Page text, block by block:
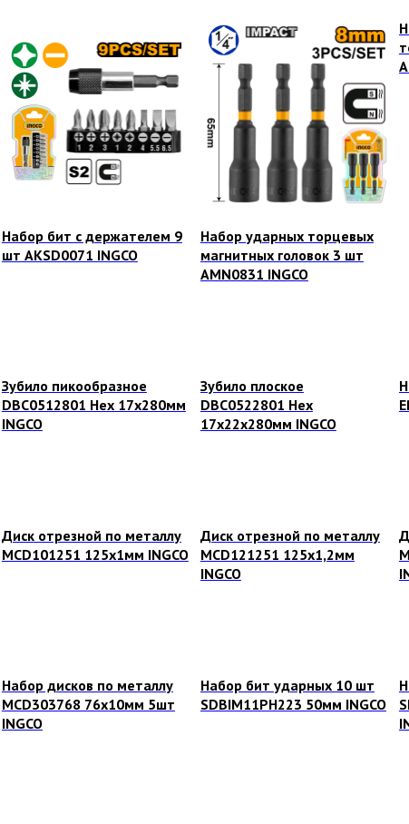
Набор бит с держателем 9
шт AKSD0071 INGCO
Набор ударных торцевых
магнитных головок 3 шт
AMN0831 INGCO
Зубило пикообразное
DBC0512801 Hex 17х280мм
INGCO
Зубило плоское
DBC0522801 Hex
17х22х280мм INGCO
Диск отрезной по металлу
MCD101251 125х1мм INGCO
Диск отрезной по металлу
MCD121251 125х1,2мм
INGCO
Набор дисков по металлу
MCD303768 76х10мм 5шт
INGCO
Набор бит ударных 10 шт
SDBIM11PH223 50мм INGCO